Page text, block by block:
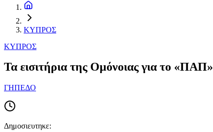
ΚΥΠΡΟΣ
ΚΥΠΡΟΣ
Τα εισιτήρια της Ομόνοιας για το «ΠΑΠ»
ΓΗΠΕΔΟ
Δημοσιευτηκε: